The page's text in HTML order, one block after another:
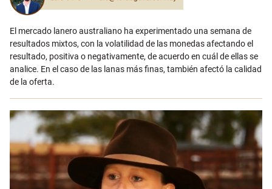
El mercado lanero australiano ha experimentado una semana de
resultados mixtos, con la volatilidad de las monedas afectando el
resultado, positiva o negativamente, de acuerdo en cuál de ellas se
analice. En el caso de las lanas más finas, también afectó la calidad
de la oferta.